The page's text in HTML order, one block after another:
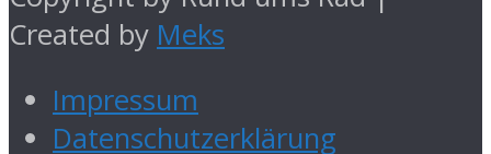
Created by Meks
Impressum
Datenschutzerklärung